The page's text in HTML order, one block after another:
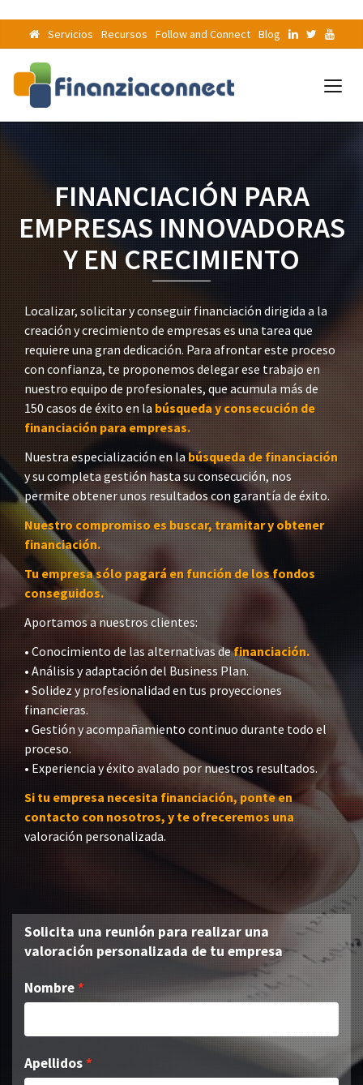
Servicios Recursos Follow and Connect Blog
FINANCIACIÓN PARA
EMPRESAS INNOVADORAS
Y EN CRECIMIENTO
Localizar, solicitar y conseguir financiación dirigida a la
creación y crecimiento de empresas es una tarea que
requiere una gran dedicación. Para afrontar este proceso
con confianza, te proponemos delegar ese trabajo en
nuestro equipo de profesionales, que acumula más de
150 casos de éxito en la búsqueda y consecución de
financiación para empresas.
Nuestra especialización en la búsqueda de financiación
y su completa gestión hasta su consecución, nos
permite obtener unos resultados con garantía de éxito.
Nuestro compromiso es buscar, tramitar y obtener
financiación.
Tu empresa sólo pagará en función de los fondos
conseguidos.
Aportamos a nuestros clientes:
• Conocimiento de las alternativas definanciación.
• Análisis y adaptación del Business Plan.
• Solidez y profesionalidad en tus proyecciones
financieras.
• Gestión y acompañamiento continuo durante todo el
proceso.
• Experiencia y éxito avalado por nuestros resultados.
Si tu empresa necesita financiación, ponte en
contacto con nosotros, y te ofreceremos una
valoración personalizada.
Solicita una reunión para realizar una
valoración personalizada de tu empresa
Nombre
Apellidos